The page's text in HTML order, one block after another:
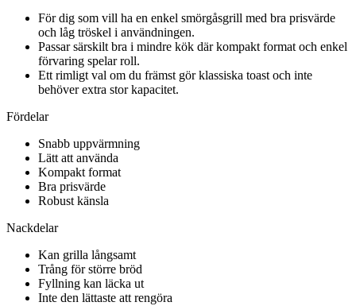
För dig som vill ha en enkel smörgåsgrill med bra prisvärde
och låg tröskel i användningen.
Passar särskilt bra i mindre kök där kompakt format och enkel
förvaring spelar roll.
Ett rimligt val om du främst gör klassiska toast och inte
behöver extra stor kapacitet.
Fördelar
Snabb uppvärmning
Lätt att använda
Kompakt format
Bra prisvärde
Robust känsla
Nackdelar
Kan grilla långsamt
Trång för större bröd
Fyllning kan läcka ut
Inte den lättaste att rengöra